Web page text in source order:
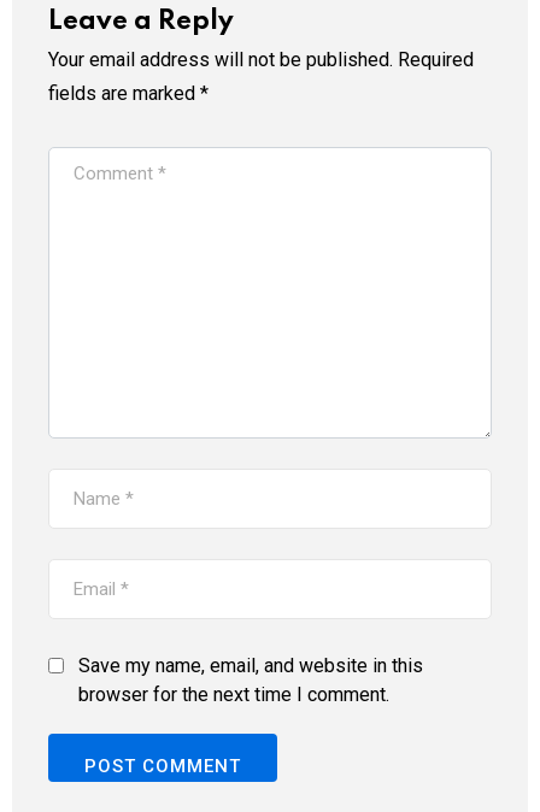
Leave a Reply
Your email address will not be published. Required
fields are marked *
Save my name, email, and website in this
browser for the next time I comment.